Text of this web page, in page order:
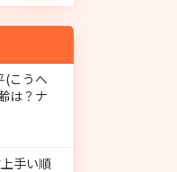
(こうへ
は？ナ
手い順